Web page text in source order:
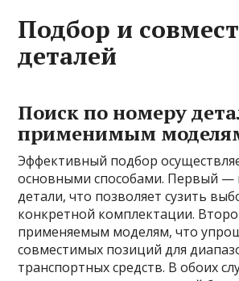
Подбор и
деталей
Поиск по номеру
применимым
Эффективный подбор
основными способами. Первый —
детали, что позволяет сузить
конкретной комплектации.
применяемым моделям, что
совместимых позиций для
транспортных средств. В обоих